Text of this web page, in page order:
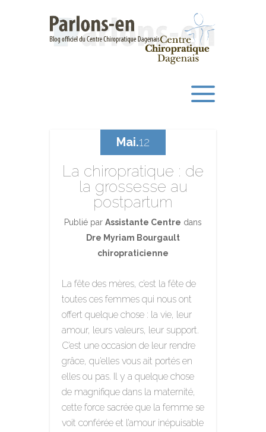
La chiropratique : de
la grossesse au
postpartum
Publié par Assistante Centre dans
Dre Myriam Bourgault
chiropraticienne
La fête des mères, c’est la fête de
toutes ces femmes qui nous ont
offert quelque chose : la vie, leur
amour, leurs valeurs, leur support.
C’est une occasion de leur rendre
grâce, qu’elles vous ait portés en
elles ou pas. Il y a quelque chose
de magnifique dans la maternité,
cette force sacrée que la femme se
voit conférée et l’amour inépuisable
Mai.12